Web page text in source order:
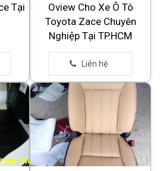
Tại
Oview Cho Xe Ô Tô
Toyota Zace Chuyên
Nghiệp Tại TP.HCM